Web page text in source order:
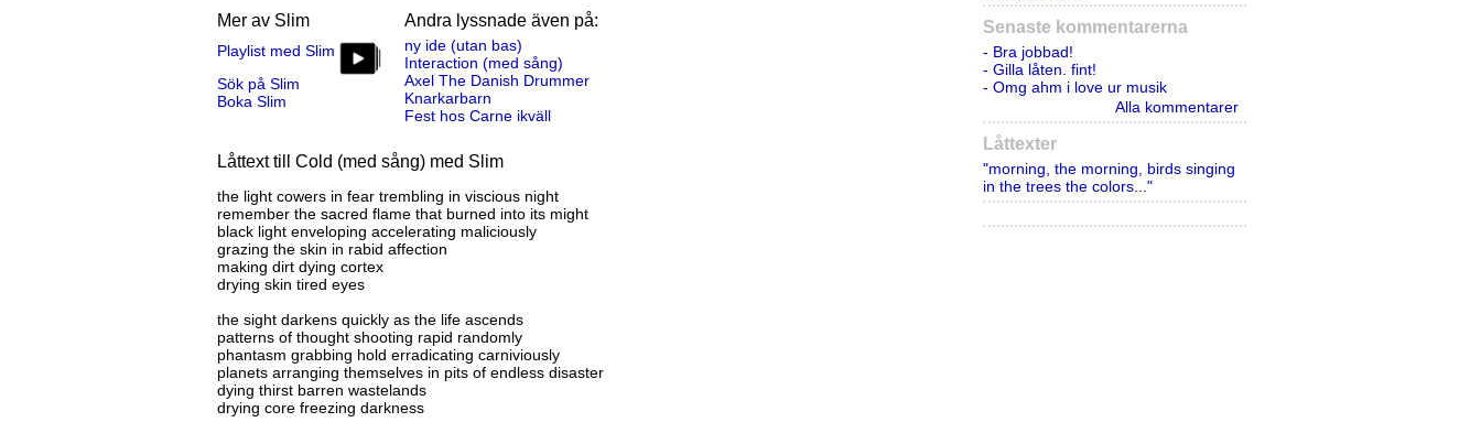
Mer av Slim
Playlist med Slim
Sök på Slim
Boka Slim
Andra lyssnade även på:
ny ide (utan bas)
Interaction (med sång)
Axel The Danish Drummer
Knarkarbarn
Fest hos Carne ikväll
Låttext till Cold (med sång) med Slim
the light cowers in fear trembling in viscious night
remember the sacred flame that burned into its might
black light enveloping accelerating maliciously
grazing the skin in rabid affection
making dirt dying cortex
drying skin tired eyes
the sight darkens quickly as the life ascends
patterns of thought shooting rapid randomly
phantasm grabbing hold erradicating carniviously
planets arranging themselves in pits of endless disaster
dying thirst barren wastelands
drying core freezing darkness
Senaste kommentarerna
- Bra jobbad!
- Gilla låten. fint!
- Omg ahm i love ur musik
Alla kommentarer
Låttexter
"morning, the morning, birds singing
in the trees the colors..."